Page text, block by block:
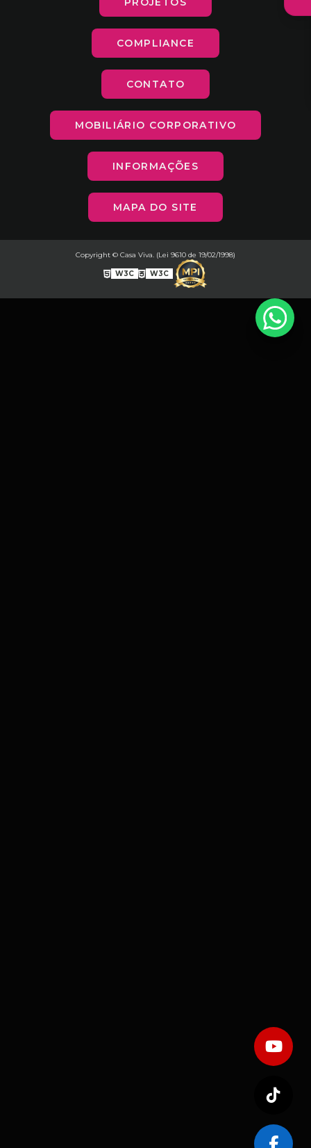
COMPLIANCE
CONTATO
MOBILIÁRIO CORPORATIVO
INFORMAÇÕES
MAPA DO SITE
Copyright © Casa Viva. (Lei 9610 de 19/02/1998)
W3C W3C